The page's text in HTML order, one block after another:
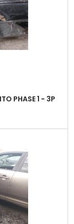
PHASE 1 - 3P